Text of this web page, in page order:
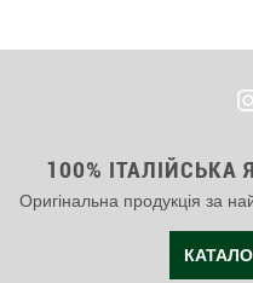
100% ІТАЛІЙСЬКА
Оригінальна продукція за